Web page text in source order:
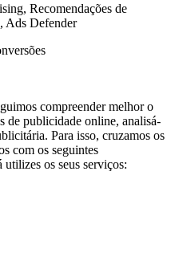
Recomendações de
Ads Defender
compreender melhor o
de publicidade online, analisá-
Para isso, cruzamos os
com os seguintes
utilizes os seus serviços: